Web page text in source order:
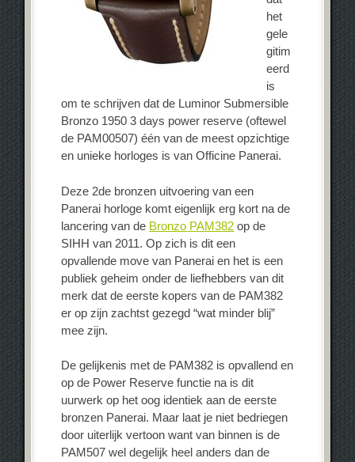
het
gele
gitim
eerd
is
om te schrijven dat de Luminor Submersible
Bronzo 1950 3 days power reserve (oftewel
de PAM00507) één van de meest opzichtige
en unieke horloges is van Officine Panerai.
Deze 2de bronzen uitvoering van een
Panerai horloge komt eigenlijk erg kort na de
lancering van de Bronzo PAM382 op de
SIHH van 2011. Op zich is dit een
opvallende move van Panerai en het is een
publiek geheim onder de liefhebbers van dit
merk dat de eerste kopers van de PAM382
er op zijn zachtst gezegd “wat minder blij”
mee zijn.
De gelijkenis met de PAM382 is opvallend en
op de Power Reserve functie na is dit
uurwerk op het oog identiek aan de eerste
bronzen Panerai. Maar laat je niet bedriegen
door uiterlijk vertoon want van binnen is de
PAM507 wel degelijk heel anders dan de